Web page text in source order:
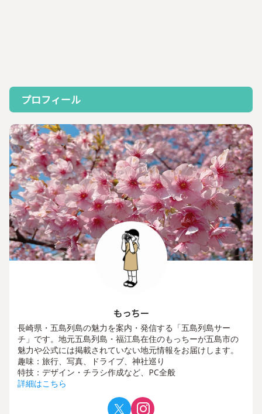
プロフィール
もっちー
長崎県・五島列島の魅力を案内・発信する「五島列島サー
チ」です。地元五島列島・福江島在住のもっちーが五島市の
魅力や公式には掲載されていない地元情報をお届けします。
趣味：旅行、写真、ドライブ、神社巡り
特技：デザイン・チラシ作成など、PC全般
詳細はこちら